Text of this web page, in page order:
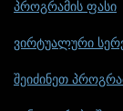
პროგრამის ფასი
ვირტუალური
შეიძინეთ